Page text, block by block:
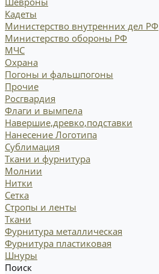
Кадеты
Министерство внутренних дел РФ
Министерство обороны РФ
МЧС
Охрана
Погоны и фальшпогоны
Прочие
Росгвардия
Флаги и вымпела
Навершие,древко,подставки
Нанесение Логотипа
Сублимация
Ткани и фурнитура
Молнии
Нитки
Сетка
Стропы и ленты
Ткани
Фурнитура металлическая
Фурнитура пластиковая
Шнуры
Поиск